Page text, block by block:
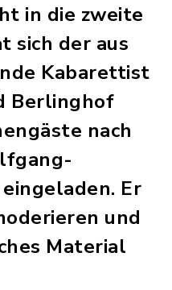
in die zweite
sich der aus
Kabarettist
Berlinghof
nach
Er
und
Material